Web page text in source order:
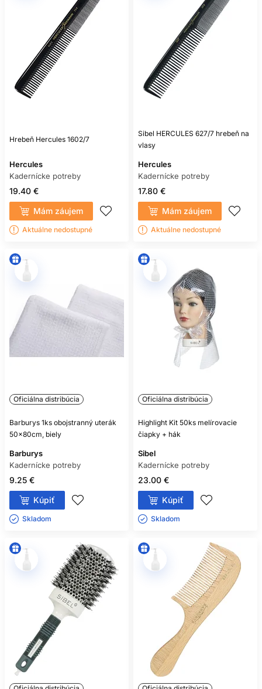
Hrebeň Hercules 1602/7
Hercules
Kadernícke potreby
19.40 €
Mám záujem
Aktuálne nedostupné
Sibel HERCULES 627/7 hrebeň na
vlasy
Hercules
Kadernícke potreby
17.80 €
Mám záujem
Aktuálne nedostupné
Oficiálna distribúcia
Barburys 1ks obojstranný uterák
50x80cm, biely
Barburys
Kadernícke potreby
9.25 €
Kúpiť
Skladom ㅤ
Oficiálna distribúcia
Highlight Kit 50ks melírovacie
čiapky + hák
Sibel
Kadernícke potreby
23.00 €
Kúpiť
Skladom ㅤ